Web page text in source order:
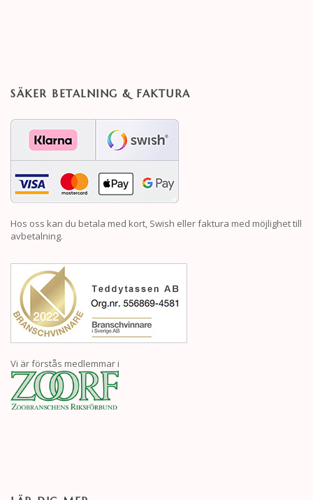
SÄKER BETALNING & FAKTURA
Hos oss kan du betala med kort, Swish eller faktura med möjlighet till
avbetalning.
Vi är förstås medlemmar i